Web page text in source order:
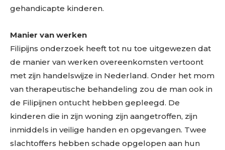
gehandicapte kinderen.
Manier van werken
Filipijns onderzoek heeft tot nu toe uitgewezen dat
de manier van werken overeenkomsten vertoont
met zijn handelswijze in Nederland. Onder het mom
van therapeutische behandeling zou de man ook in
de Filipijnen ontucht hebben gepleegd. De
kinderen die in zijn woning zijn aangetroffen, zijn
inmiddels in veilige handen en opgevangen. Twee
slachtoffers hebben schade opgelopen aan hun